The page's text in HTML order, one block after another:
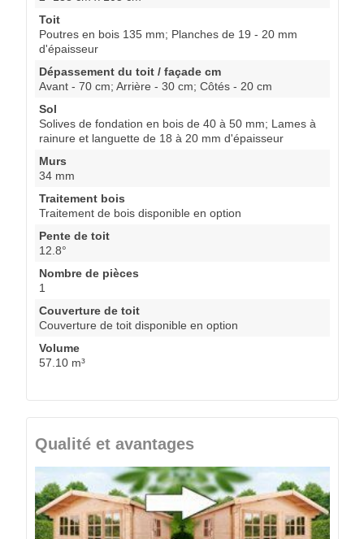
Toit
Poutres en bois 135 mm; Planches de 19 - 20 mm
d'épaisseur
Dépassement du toit / façade cm
Avant - 70 cm; Arrière - 30 cm; Côtés - 20 cm
Sol
Solives de fondation en bois de 40 à 50 mm; Lames à
rainure et languette de 18 à 20 mm d'épaisseur
Murs
34 mm
Traitement bois
Traitement de bois disponible en option
Pente de toit
12.8°
Nombre de pièces
1
Couverture de toit
Couverture de toit disponible en option
Volume
57.10 m³
Qualité et avantages